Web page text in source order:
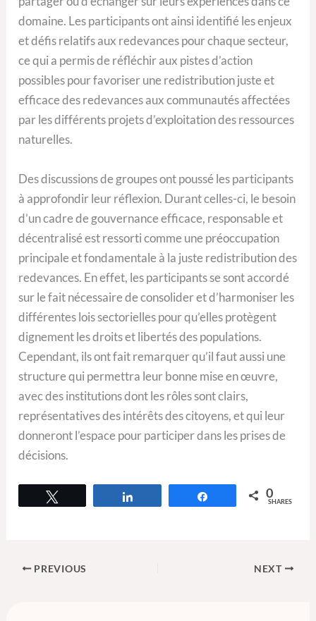
domaine. Les participants ont ainsi identifié les enjeux
et défis relatifs aux redevances pour chaque secteur,
ce qui a permis de réfléchir aux pistes d’action
possibles pour favoriser une redistribution juste et
efficace des redevances aux communautés affectées
par les différents projets d’exploitation des ressources
naturelles.
Des discussions de groupes ont poussé les participants
à approfondir leur réflexion. Durant celles-ci, le besoin
d’un cadre de gouvernance efficace, responsable et
décentralisé est ressorti comme une préoccupation
principale et fondamentale à la juste redistribution des
redevances. En effet, les participants se sont accordé
sur le fait nécessaire de consolider et d’harmoniser les
différentes lois sectorielles pour qu’elles protègent
dignement les droits et libertés des populations.
Cependant, ils ont fait remarquer qu’il faut aussi une
structure qui permettra leur bonne mise en œuvre,
avec des institutions dont les rôles sont clairs,
représentatives des intérêts des citoyens, et qui leur
donneront l’espace pour participer dans les prises de
décisions.
0
SHARES
PREVIOUS NEXT